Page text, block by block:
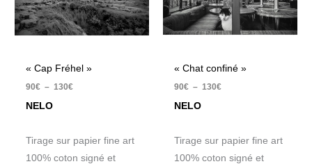
« Cap Fréhel »
90€ – 130€
NELO
Tirage sur papier fine art
100% coton signé et
« Chat confiné »
90€ – 130€
NELO
Tirage sur papier fine art
100% coton signé et